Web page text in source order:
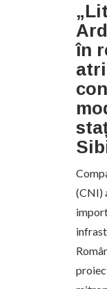
în
(CNI)